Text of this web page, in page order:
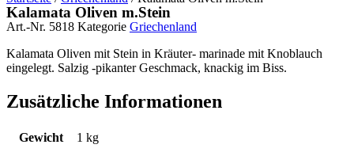
Kalamata Oliven m.Stein
Art.-Nr. 5818 Kategorie Griechenland
Kalamata Oliven mit Stein in Kräuter- marinade mit Knoblauch
eingelegt. Salzig -pikanter Geschmack, knackig im Biss.
Zusätzliche Informationen
Gewicht 1 kg